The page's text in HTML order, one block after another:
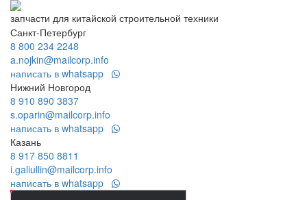
запчасти для китайской строительной техники
Санкт-Петербург
8 800 234 2248
a.nojkin@mailcorp.info
написать в whatsapp
Нижний Новгород
8 910 890 3837
s.oparin@mailcorp.info
написать в whatsapp
Казань
8 917 850 8811
i.galiullin@mailcorp.info
написать в whatsapp